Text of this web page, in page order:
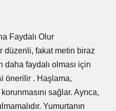
Faydalı Olur
düzenli, fakat metin biraz
daha faydalı olması için
önerilir . Haşlama,
sağlar. Ayrıca,
Yumurtanın